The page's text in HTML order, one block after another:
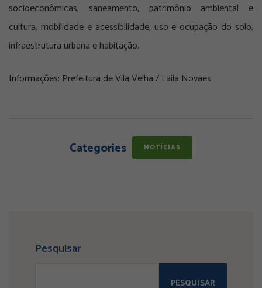
socioeconômicas, saneamento, patrimônio ambiental e
cultura, mobilidade e acessibilidade, uso e ocupação do solo,
infraestrutura urbana e habitação.
Informações: Prefeitura de Vila Velha / Laila Novaes
Categories NOTÍCIAS
Pesquisar
PESQUISAR